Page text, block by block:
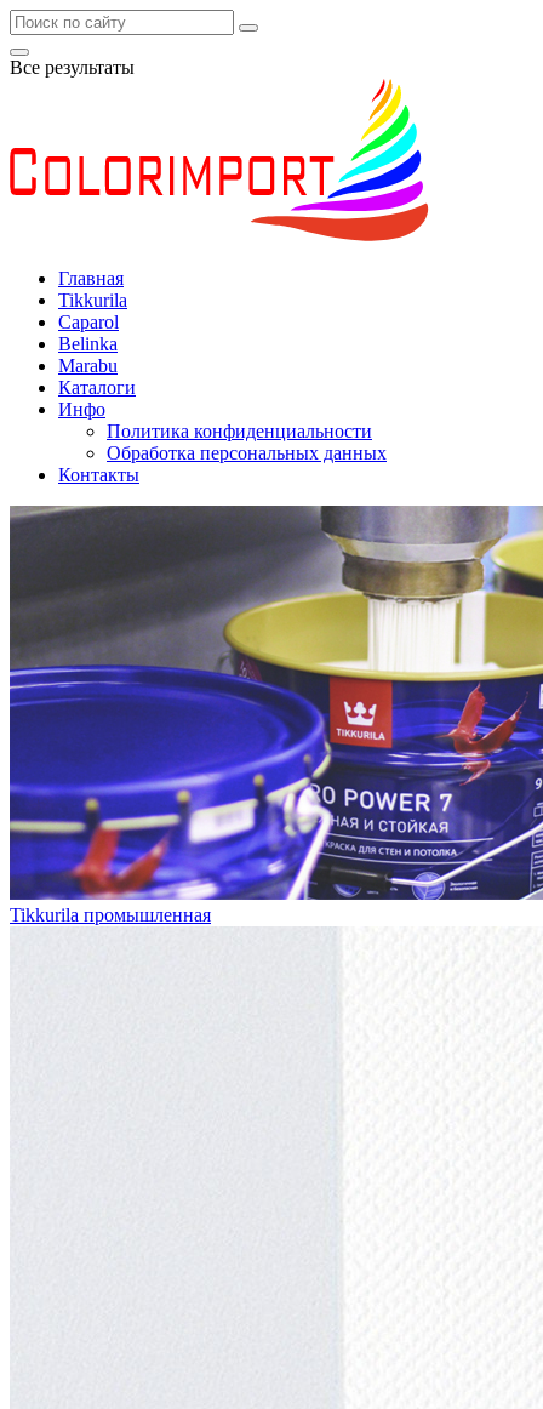
Все результаты
Главная
Tikkurila
Caparol
Belinka
Marabu
Каталоги
Инфо
Политика конфиденциальности
Обработка персональных данных
Контакты
Tikkurila промышленная